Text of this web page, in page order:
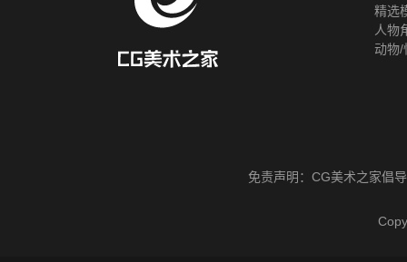
精选
人物
动物/
免责声明： CG美术之家倡